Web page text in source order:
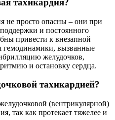
тахикардия?
не просто опасны – они при
и постоянного
привести к внезапной
гемодинамики, вызванные
желудочков,
и остановку сердца.
тахикардией?
(вентрикулярной)
так как протекает тяжелее и